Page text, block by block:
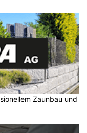
Zaunbau und